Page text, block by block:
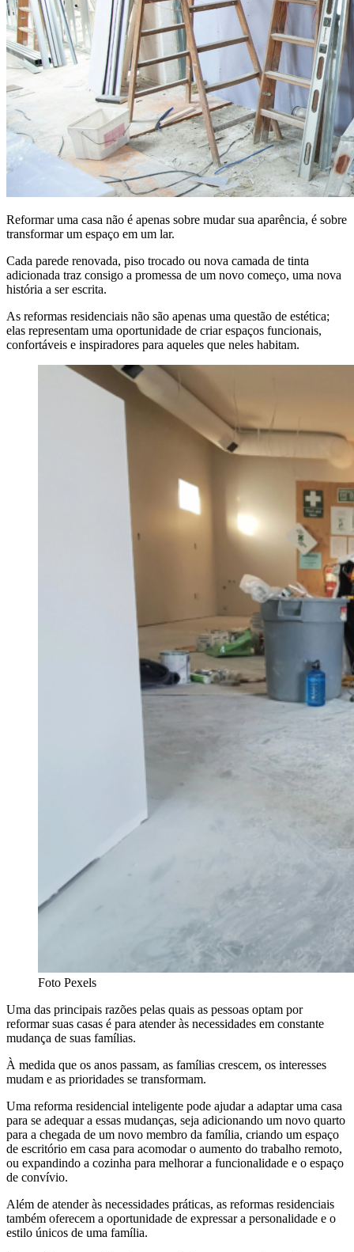
Reformar uma casa não é apenas sobre mudar sua aparência, é sobre
transformar um espaço em um lar.
Cada parede renovada, piso trocado ou nova camada de tinta
adicionada traz consigo a promessa de um novo começo, uma nova
história a ser escrita.
As reformas residenciais não são apenas uma questão de estética;
elas representam uma oportunidade de criar espaços funcionais,
confortáveis e inspiradores para aqueles que neles habitam.
Foto Pexels
Uma das principais razões pelas quais as pessoas optam por
reformar suas casas é para atender às necessidades em constante
mudança de suas famílias.
À medida que os anos passam, as famílias crescem, os interesses
mudam e as prioridades se transformam.
Uma reforma residencial inteligente pode ajudar a adaptar uma casa
para se adequar a essas mudanças, seja adicionando um novo quarto
para a chegada de um novo membro da família, criando um espaço
de escritório em casa para acomodar o aumento do trabalho remoto,
ou expandindo a cozinha para melhorar a funcionalidade e o espaço
de convívio.
Além de atender às necessidades práticas, as reformas residenciais
também oferecem a oportunidade de expressar a personalidade e o
estilo únicos de uma família.